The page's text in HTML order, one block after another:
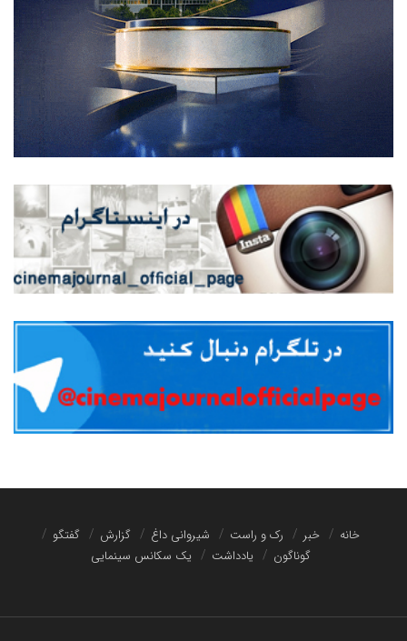
خانه خبر رک و راست شیروانی داغ گزارش
گفتگو
گوناگون
یادداشت یک سکانس سینمایی